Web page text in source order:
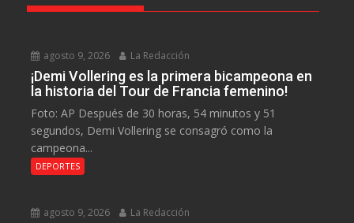
agosto 9, 2026 La Redacción
¡Demi Vollering es la primera bicampeona en
la historia del Tour de Francia femenino!
Foto: AP Después de 30 horas, 54 minutos y 51
segundos, Demi Vollering se consagró como la
campeona...
DEPORTES
agosto 9, 2026 La Redacción